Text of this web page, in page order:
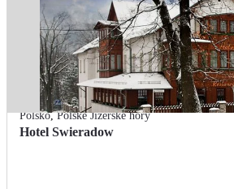
Polsko,Polské Jizerské hory
Hotel Swieradow